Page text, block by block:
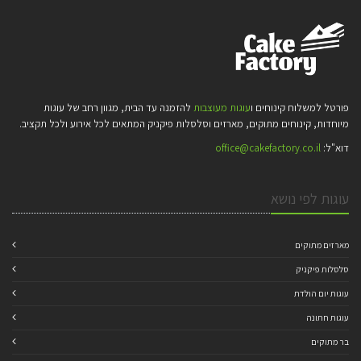
פורטל למשלוח קינוחים ועוגות מעוצבות להזמנה עד הבית, מגוון רחב של עוגות
מיוחדות, קינוחים מתוקים, מארזים וסלסלות פיקניק המתאים לכל אירוע ולכל תקציב.
דוא"ל: office@cakefactory.co.il
עוגות לפי נושא
מארזים מתוקים
סלסלות פיקניק
עוגות יום הולדת
עוגות חתונה
בר מתוקים